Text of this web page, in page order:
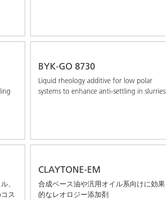
BYK-GO 8730
Liquid rheology additive for low polar
systems to enhance anti-settling in slurries
、
ス
CLAYTONE-EM
合成ベース油や汎用オイル系向けに効果
的なレオロジー添加剤